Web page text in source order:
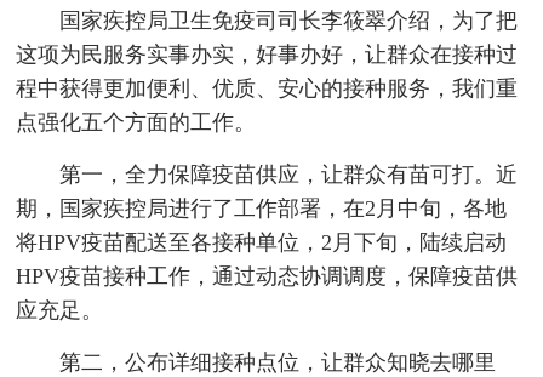
国家疾控局卫生免疫司司长李筱翠介绍，为了把
这项为民服务实事办实，好事办好，让群众在接种过
程中获得更加便利、优质、安心的接种服务，我们重
点强化五个方面的工作。
第一，全力保障疫苗供应，让群众有苗可打。近
期，国家疾控局进行了工作部署，在2月中旬，各地
将HPV疫苗配送至各接种单位，2月下旬，陆续启动
HPV疫苗接种工作，通过动态协调调度，保障疫苗供
应充足。
第二，公布详细接种点位，让群众知晓去哪里